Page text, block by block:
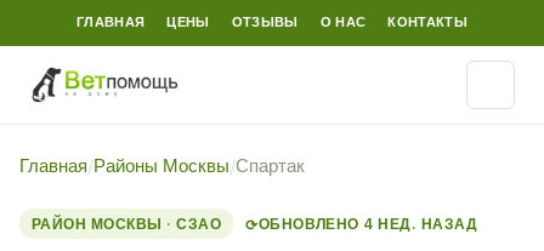
ГЛАВНАЯ ЦЕНЫ ОТЗЫВЫ О НАС КОНТАКТЫ
Главная/Районы Москвы/Спартак
РАЙОН МОСКВЫ · СЗАО ⟳ОБНОВЛЕНО 4 НЕД. НАЗАД